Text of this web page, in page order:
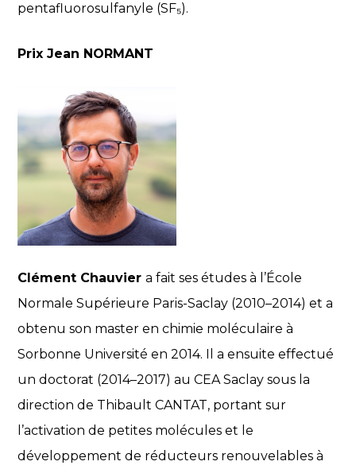
pentafluorosulfanyle (SF₅).
Prix Jean NORMANT
Clément Chauviera fait ses études à l’École
Normale Supérieure Paris-Saclay (2010–2014) et a
obtenu son master en chimie moléculaire à
Sorbonne Université en 2014. Il a ensuite effectué
un doctorat (2014–2017) au CEA Saclay sous la
direction de Thibault CANTAT, portant sur
l’activation de petites molécules et le
développement de réducteurs renouvelables à